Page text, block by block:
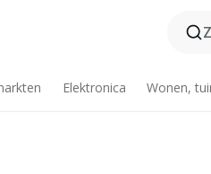
Elektronica Wonen,